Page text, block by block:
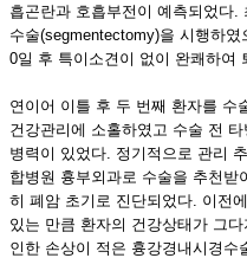
흡곤란과 호흡부전이 예측되었다.
수술(segmentectomy)을 시행하
0일 후 특이소견이 없이 완쾌하여
연이어 이틀 후 두 번째 환자를 수
건강관리에 소홀하였고 수술 전
병력이 있었다. 정기적으로 관리
합병원 흉부외과로 수술을 추천받
히 폐암 초기로 진단되었다. 이전
있는 만큼 환자의 건강상태가 그
인한 손상이 적은 흉강경내시경수